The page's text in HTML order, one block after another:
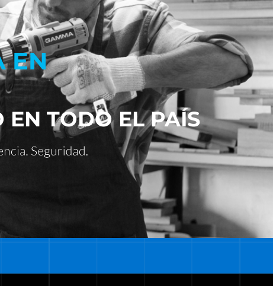
EN
EN TODO EL PAÍS